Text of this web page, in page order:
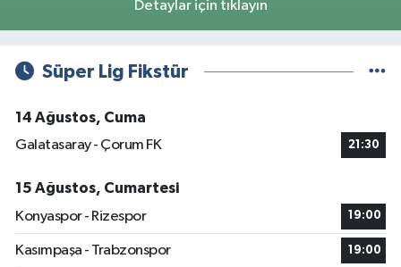
Detaylar için tıklayın
Süper Lig Fikstür
14 Ağustos, Cuma
Galatasaray - Çorum FK
21:30
15 Ağustos, Cumartesi
Konyaspor - Rizespor
19:00
Kasımpaşa - Trabzonspor 19:00